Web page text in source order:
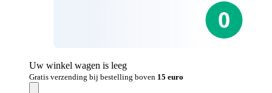
Uw winkel wagen is leeg
Gratis verzending bij bestelling boven 15 euro